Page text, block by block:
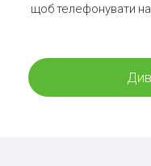
щоб телефонувати